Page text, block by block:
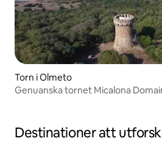
Torn i Olmeto
Genuanska tornet Micalona
Destinationer att